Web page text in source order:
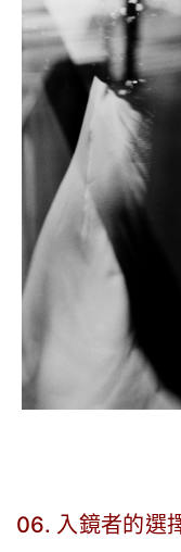
06. 入鏡者的選